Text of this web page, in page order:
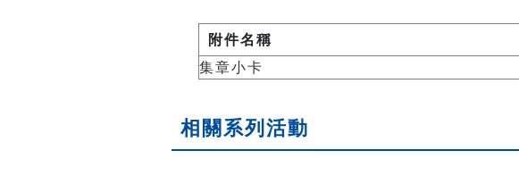
附件名稱
集章小卡
相關系列活動